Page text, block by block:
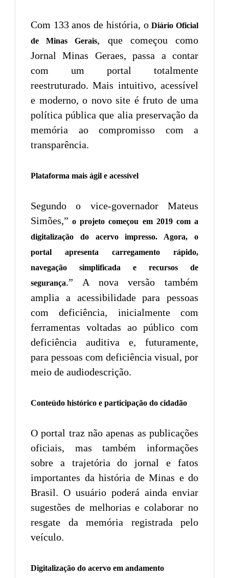
Com 133 anos de história, oDiário Oficial
de Minas Gerais, que começou como
Jornal Minas Geraes, passa a contar
com um portal totalmente
reestruturado. Mais intuitivo, acessível
e moderno, o novo site é fruto de uma
política pública que alia preservação da
memória ao compromisso com a
transparência.
Plataforma mais ágil e acessível
Segundo o vice-governador Mateus
Simões,” o projeto começou em 2019 com a
digitalização do acervo impresso. Agora, o
portal apresenta carregamento rápido,
navegação simplificada e recursos de
segurança.” A nova versão também
amplia a acessibilidade para pessoas
com deficiência, inicialmente com
ferramentas voltadas ao público com
deficiência auditiva e, futuramente,
para pessoas com deficiência visual, por
meio de audiodescrição.
Conteúdo histórico e participação do cidadão
O portal traz não apenas as publicações
oficiais, mas também informações
sobre a trajetória do jornal e fatos
importantes da história de Minas e do
Brasil. O usuário poderá ainda enviar
sugestões de melhorias e colaborar no
resgate da memória registrada pelo
veículo.
Digitalização do acervo em andamento